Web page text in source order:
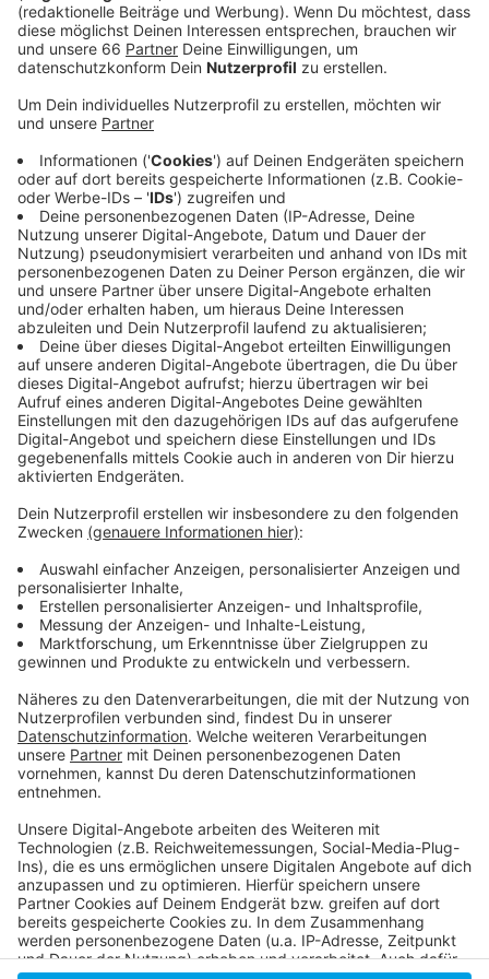
Veröffentlicht:Samstag, 25.03.2023 07:09
Weltweit beteiligen sich Menschen an der Aktion und
wollen so CO2 sparen und ein Zeichen setzen. Hier in
Düsseldorf werden die Lichter zum Beispiel am ARAG-
Tower oder am Kraftwerk auf der Lausward sowie bei
einigen Privathaushalten ausgeschaltet. Bei der Earth
Hour im letzten Jahr haben rund 663 deutsche Städte
und Gemeinden bei der größten Klimaschutzaktion
weltweit mitgemacht.
Anzeige
Weitere Infos und Links zum Thema
Earth Hour 2022
Alle Infos der Stadt zur Earth Hour 2023
Der CO2 Rechner der Stadt
So haben wir 2022 über den Earth Day berichtet
Anzeige
Anzeige